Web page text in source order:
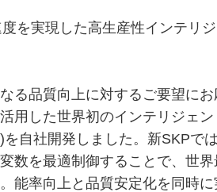
度を実現した高生産性インテリ
る品質向上に対するご要望に
用した世界初のインテリジェ
)を自社開発しました。新SKPで
数を最適制御することで、世
能率向上と品質安定化を同時